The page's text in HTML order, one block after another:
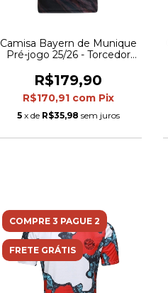
Camisa Bayern de Munique
Pré-jogo 25/26 - Torcedor
com detalhes em vermelho
e azul
R$179,90
R$170,91 com Pix
5 x de R$35,98 sem juros
COMPRE 3 PAGUE 2
FRETE GRÁTIS